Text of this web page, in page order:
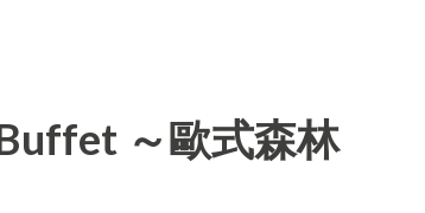
～歐式森林